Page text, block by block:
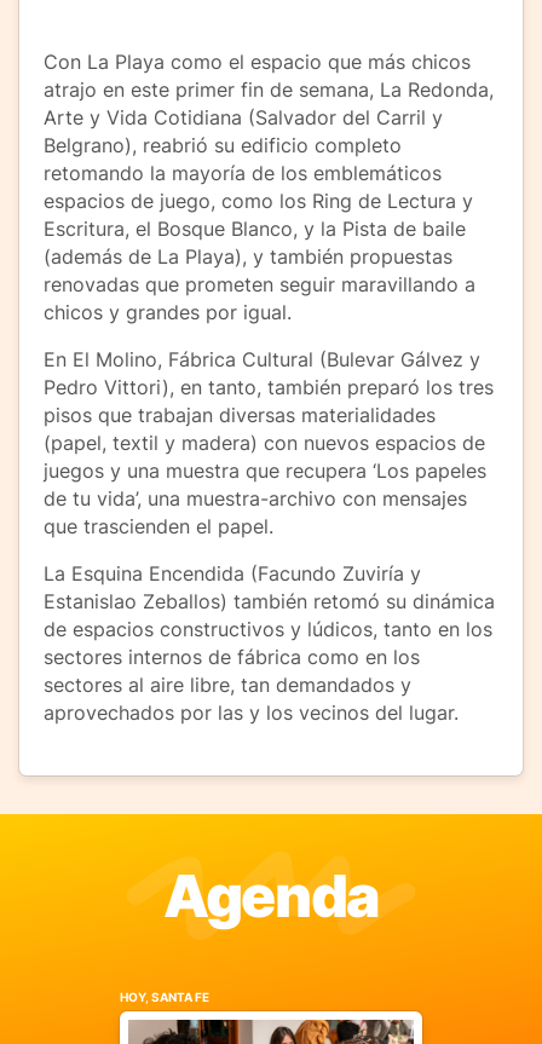
Con La Playa como el espacio que más chicos
atrajo en este primer fin de semana, La Redonda,
Arte y Vida Cotidiana (Salvador del Carril y
Belgrano), reabrió su edificio completo
retomando la mayoría de los emblemáticos
espacios de juego, como los Ring de Lectura y
Escritura, el Bosque Blanco, y la Pista de baile
(además de La Playa), y también propuestas
renovadas que prometen seguir maravillando a
chicos y grandes por igual.
En El Molino, Fábrica Cultural (Bulevar Gálvez y
Pedro Vittori), en tanto, también preparó los tres
pisos que trabajan diversas materialidades
(papel, textil y madera) con nuevos espacios de
juegos y una muestra que recupera ‘Los papeles
de tu vida’, una muestra-archivo con mensajes
que trascienden el papel.
La Esquina Encendida (Facundo Zuviría y
Estanislao Zeballos) también retomó su dinámica
de espacios constructivos y lúdicos, tanto en los
sectores internos de fábrica como en los
sectores al aire libre, tan demandados y
aprovechados por las y los vecinos del lugar.
Agenda
HOY, SANTA FE